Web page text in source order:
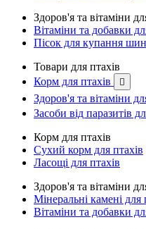
Здоров'я та вітаміни
Вітаміни та добавки
Пісок для купання
Товари для птахів
Корм для птахів

Здоров'я та вітаміни
Засоби від паразитів
Корм для птахів
Сухий корм для птахів
Ласощі для птахів
Здоров'я та вітаміни
Мінеральні камені для
Вітаміни та добавки